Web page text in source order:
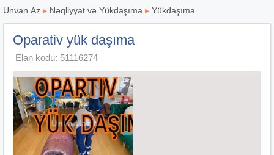
Unvan.Az ▸ Nəqliyyat və Yükdaşıma ▸ Yükdaşıma
Oparativ yük daşıma
Elan kodu: 51116274